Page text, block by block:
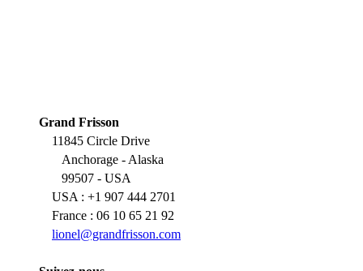
Grand Frisson
11845 Circle Drive
Anchorage - Alaska
99507 - USA
USA : +1 907 444 2701
France : 06 10 65 21 92
lionel@grandfrisson.com